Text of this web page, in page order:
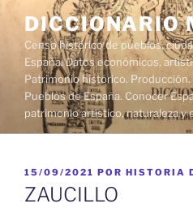
contenido
DICCIONARIO
Censo histórico de pueblos,
España. Datos económicos,
Patrimonio histórico.
Pueblos de España. Conocer
patrimonio artístico, naturaleza y
PUBLICADO
EL
15/09/2021 POR HISTORIA
ZAUCILLO